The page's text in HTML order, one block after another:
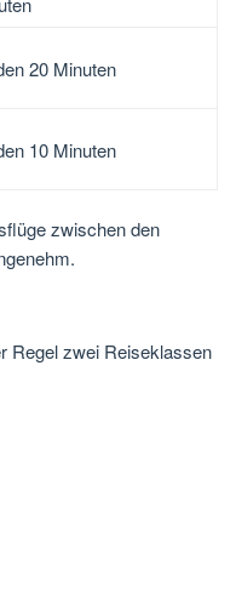
20 Minuten
10 Minuten
zwischen den
Regel zwei Reiseklassen